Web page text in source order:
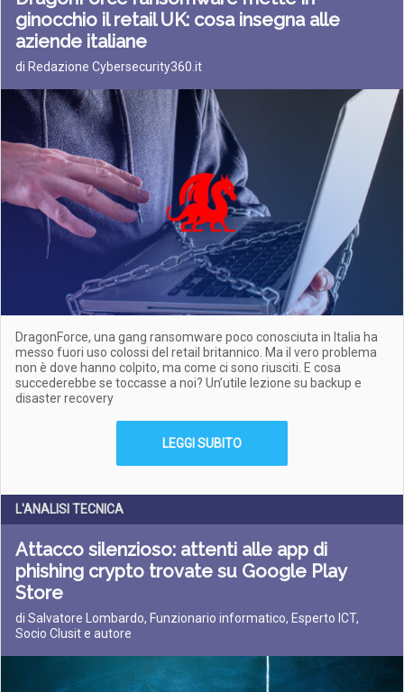
ginocchio il retail UK: cosa insegna alle
aziende italiane
di Redazione Cybersecurity360.it
DragonForce, una gang ransomware poco conosciuta in Italia ha
messo fuori uso colossi del retail britannico. Ma il vero problema
non è dove hanno colpito, ma come ci sono riusciti. E cosa
succederebbe se toccasse a noi? Un’utile lezione su backup e
disaster recovery
LEGGI SUBITO
L'ANALISI TECNICA
Attacco silenzioso: attenti alle app di
phishing crypto trovate su Google Play
Store
di Salvatore Lombardo, Funzionario informatico, Esperto ICT,
Socio Clusit e autore